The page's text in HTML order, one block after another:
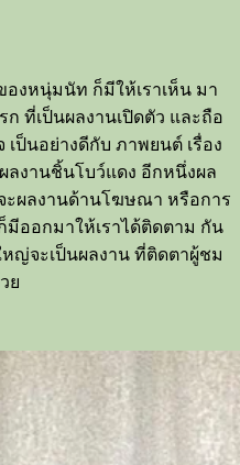
งหนุ่มนัท ก็มีให้เราเห็น มา
ที่เป็นผลงานเปิดตัว และถือ
เป็นอย่างดีกับ ภาพยนต์ เรื่อง
ลงานชิ้นโบว์แดง อีกหนึ่งผล
ะผลงานด้านโฆษณา หรือการ
มีออกมาให้เราได้ติดตาม กัน
ญ่จะเป็นผลงาน ที่ติดตาผู้ชม
ย